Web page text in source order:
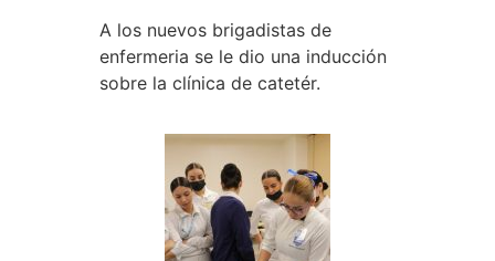
A los nuevos brigadistas de
enfermeria se le dio una inducción
sobre la clínica de catetér.